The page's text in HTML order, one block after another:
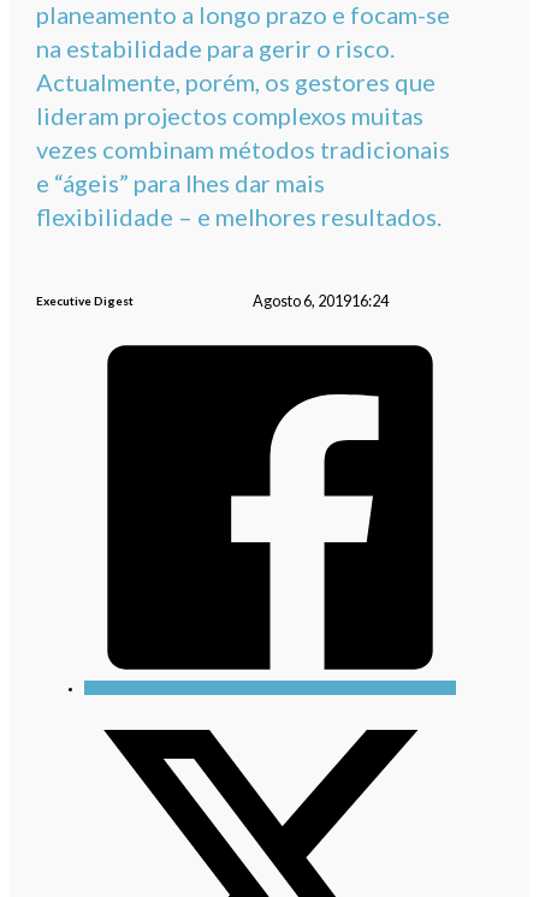
planeamento a longo prazo e focam-se
na estabilidade para gerir o risco.
Actualmente, porém, os gestores que
lideram projectos complexos muitas
vezes combinam métodos tradicionais
e “ágeis” para lhes dar mais
flexibilidade – e melhores resultados.
Executive Digest Agosto 6, 201916:24